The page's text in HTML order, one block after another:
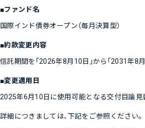
■ファンド名
国際インド債券オープン（毎月決算型）
■約款変更内容
信託期間を「2026年8月10日」から「2031年8
■変更適用日
2025年6月10日に使用可能となる交付目論見
詳細につきましては、下記をご参照ください。